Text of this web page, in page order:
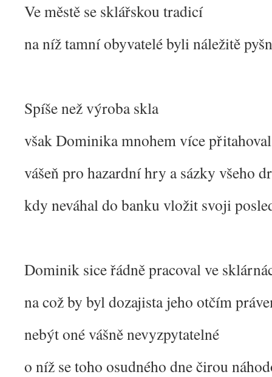
Ve městě se sklářskou tradicí
na níž tamní obyvatelé byli náležitě
Spíše než výroba skla
však Dominika mnohem více
vášeň pro hazardní hry a sázky všeho
kdy neváhal do banku vložit svoji
Dominik sice řádně pracoval ve
na což by byl dozajista jeho otčím
nebýt oné vášně nevyzpytatelné
o níž se toho osudného dne čirou